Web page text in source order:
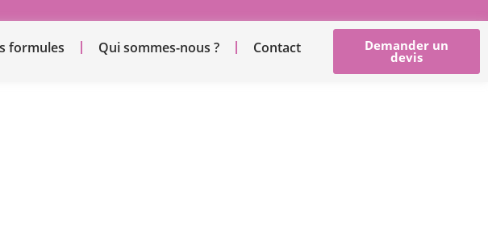
formules Qui sommes-nous ? Contact Demander un
devis